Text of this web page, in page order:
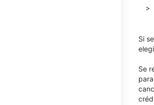
>
Si
Se